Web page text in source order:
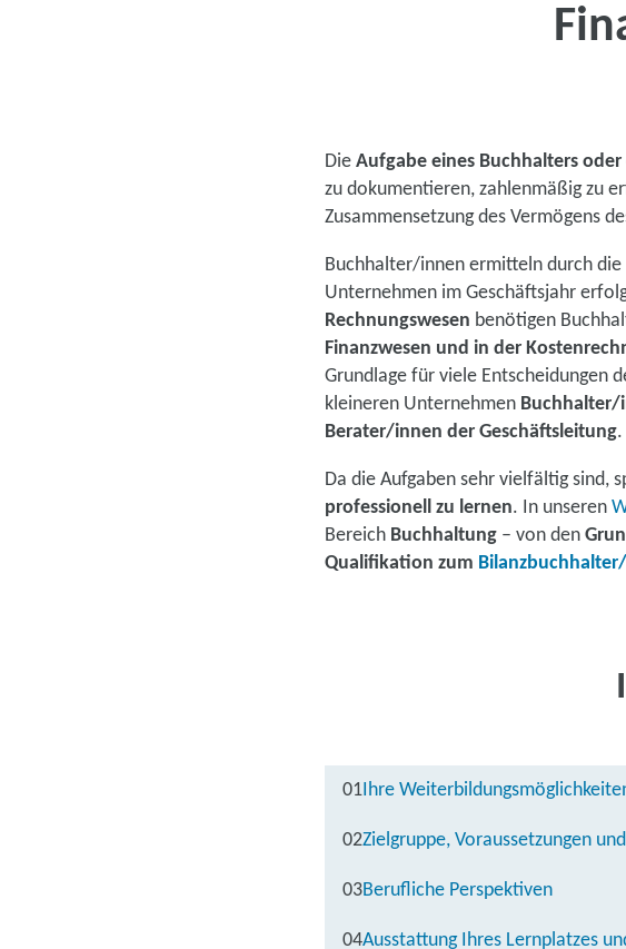
Die Aufgabe eines Buchhalters
zu dokumentieren, zahlenmäßig zu
Zusammensetzung des Vermögens
Buchhalter/innen ermitteln durch die
Unternehmen im Geschäftsjahr
Rechnungswesen benötigen
Finanzwesen und in der
Grundlage für viele Entscheidungen
kleineren Unternehmen
Berater/innen der Geschäftsleitung.
Da die Aufgaben sehr vielfältig sind,
professionell zu lernen. In unseren
Bereich Buchhaltung – von den
Qualifikation zum
01 Ihre
02Zielgruppe, Voraussetzungen
03Berufliche Perspektiven
04Ausstattung Ihres Lernplatzes